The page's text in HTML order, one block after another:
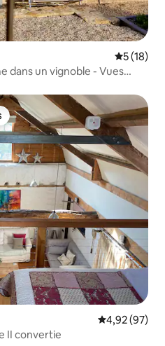
Note
5 (18)
dans un vignoble - Vues
les plus aimés
Note
4,92 (97)
II convertie